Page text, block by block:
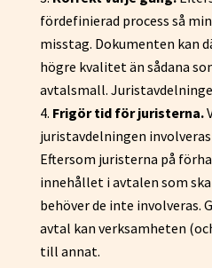
fördefinierad process så
misstag. Dokumenten kan
högre kvalitet än sådana
avtalsmall.
Frigör tid för juristerna.
juristavdelningen
Eftersom juristerna på
innehållet i avtalen som
behöver de inte involveras.
avtal kan verksamheten
till annat.